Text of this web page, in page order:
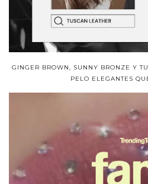
GINGER BROWN, SUNNY BRONZE Y
PELO ELEGANTES